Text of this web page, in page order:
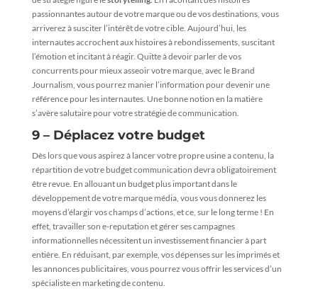
passionnantes autour de votre marque ou de vos destinations, vous
arriverez à susciter l’intérêt de votre cible. Aujourd’hui, les
internautes accrochent aux histoires à rebondissements, suscitant
l’émotion et incitant à réagir. Quitte à devoir parler de vos
concurrents pour mieux asseoir votre marque, avec le Brand
Journalism, vous pourrez manier l’information pour devenir une
référence pour les internautes. Une bonne notion en la matière
s’avère salutaire pour votre stratégie de communication.
9 – Déplacez votre budget
Dès lors que vous aspirez à lancer votre propre usine a contenu, la
répartition de votre budget communication devra obligatoirement
être revue. En allouant un budget plus important dans le
développement de votre marque média, vous vous donnerez les
moyens d’élargir vos champs d’actions, et ce, sur le long terme ! En
effet, travailler son e-reputation et gérer ses campagnes
informationnelles nécessitent un investissement financier à part
entière. En réduisant, par exemple, vos dépenses sur les imprimés et
les annonces publicitaires, vous pourrez vous offrir les services d’un
spécialiste en marketing de contenu.